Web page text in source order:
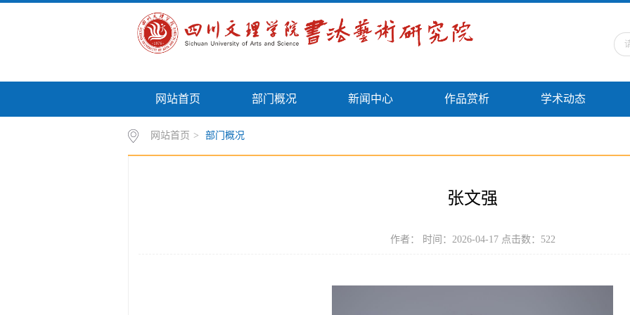
网站首页 部门概况 新闻中心 作品赏析 学术动态
网站首页 > 部门概况
张文强
作者： 时间：2026-04-17 点击数： 522